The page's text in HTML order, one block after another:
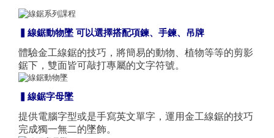
▍線鋸動物墜 可以選擇搭配項鍊、手鍊、吊牌
體驗金工線鋸的技巧，將簡易的動物、植物等等的剪影
鋸下，雙面皆可敲打專屬的文字符號。
▍線鋸字母墜
提供電腦字型或是手寫英文單字，運用金工線鋸的技巧
完成獨一無二的墜飾。